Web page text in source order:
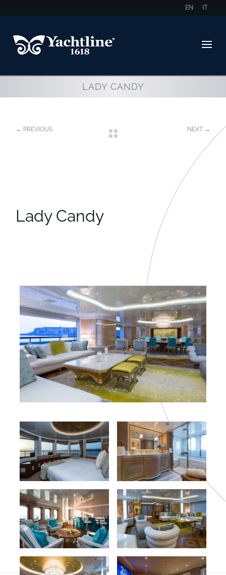
EN IT
LADY CANDY
← PREVIOUS  NEXT→
Lady Candy